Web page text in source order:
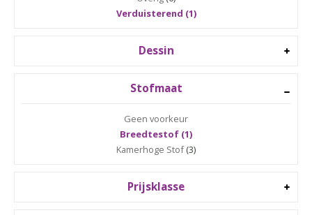
Verduisterend (1)
Dessin
Stofmaat
Geen voorkeur
Breedtestof (1)
Kamerhoge Stof(3)
Prijsklasse